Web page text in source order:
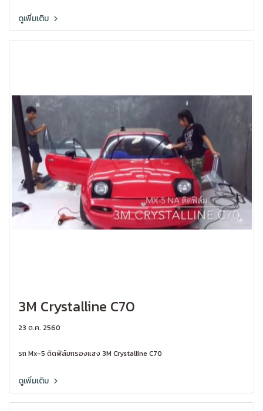
ดูเพิ่มเติม
3M Crystalline C70
23 ต.ค. 2560
รถ Mx-5 ติดฟิล์มกรองแสง 3M Crystalline C70
ดูเพิ่มเติม